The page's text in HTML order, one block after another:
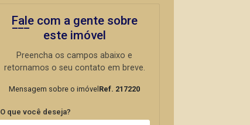
Fale com a gente sobre
este imóvel
Preencha os campos abaixo e
retornamos o seu contato em breve.
Mensagem sobre o imóvel Ref. 217220
O que você deseja?